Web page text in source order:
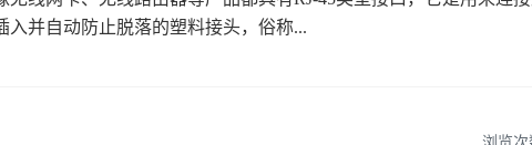
入并自动防止脱落的塑料接头，俗称...